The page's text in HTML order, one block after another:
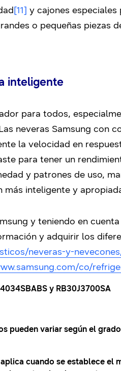
[11] y cajones
o pequeñas piezas
inteligente
para todos,
neveras Samsung con
la velocidad en
para tener un
y patrones de uso,
inteligente y
y teniendo en
y adquirir los
neveras-y-
co/
y RB30J3700SA
pueden variar según el
cuando se establece el